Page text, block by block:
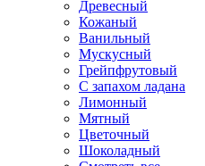
Древесный
Кожаный
Ванильный
Мускусный
Грейпфрутовый
С запахом ладана
Лимонный
Мятный
Цветочный
Шоколадный